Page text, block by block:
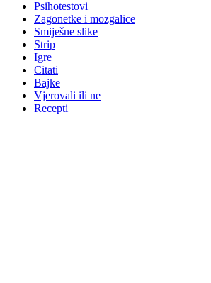
Psihotestovi
Zagonetke i mozgalice
Smiješne slike
Strip
Igre
Citati
Bajke
Vjerovali ili ne
Recepti